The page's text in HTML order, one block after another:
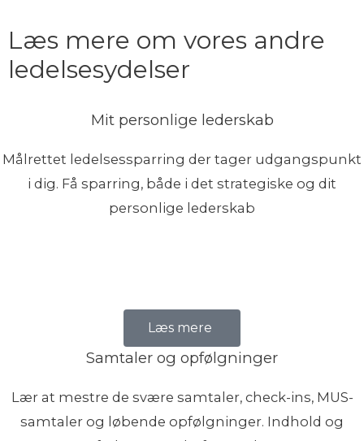
Læs mere om vores andre
ledelsesydelser
Mit personlige lederskab
Målrettet ledelsessparring der tager udgangspunkt
i dig. Få sparring, både i det strategiske og dit
personlige lederskab
Læs mere
Samtaler og opfølgninger
Lær at mestre de svære samtaler, check-ins, MUS-
samtaler og løbende opfølgninger. Indhold og